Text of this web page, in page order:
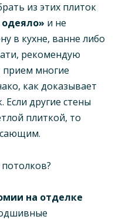
из этих плиток
одеяло» и не
в кухне, ванне либо
рекомендую
прием многие
как доказывает
Если другие стены
плиткой, то
на отделке